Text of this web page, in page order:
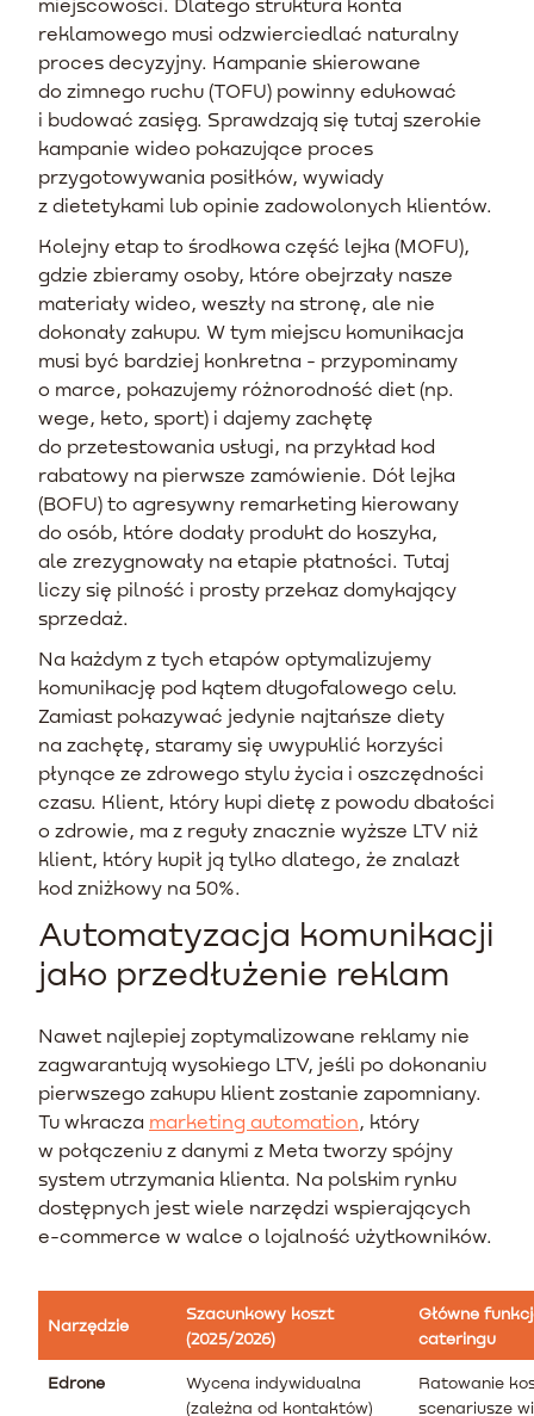
reklamowego musi odzwierciedlać naturalny
proces decyzyjny. Kampanie skierowane
do zimnego ruchu (TOFU) powinny edukować
i budować zasięg. Sprawdzają się tutaj szerokie
kampanie wideo pokazujące proces
przygotowywania posiłków, wywiady
z dietetykami lub opinie zadowolonych klientów.
Kolejny etap to środkowa część lejka (MOFU),
gdzie zbieramy osoby, które obejrzały nasze
materiały wideo, weszły na stronę, ale nie
dokonały zakupu. W tym miejscu komunikacja
musi być bardziej konkretna - przypominamy
o marce, pokazujemy różnorodność diet (np.
wege, keto, sport) i dajemy zachętę
do przetestowania usługi, na przykład kod
rabatowy na pierwsze zamówienie. Dół lejka
(BOFU) to agresywny remarketing kierowany
do osób, które dodały produkt do koszyka,
ale zrezygnowały na etapie płatności. Tutaj
liczy się pilność i prosty przekaz domykający
sprzedaż.
Na każdym z tych etapów optymalizujemy
komunikację pod kątem długofalowego celu.
Zamiast pokazywać jedynie najtańsze diety
na zachętę, staramy się uwypuklić korzyści
płynące ze zdrowego stylu życia i oszczędności
czasu. Klient, który kupi dietę z powodu dbałości
o zdrowie, ma z reguły znacznie wyższe LTV niż
klient, który kupił ją tylko dlatego, że znalazł
kod zniżkowy na 50%.
Automatyzacja komunikacji
jako przedłużenie reklam
Nawet najlepiej zoptymalizowane reklamy nie
zagwarantują wysokiego LTV, jeśli po dokonaniu
pierwszego zakupu klient zostanie zapomniany.
Tu wkracza marketing automation, który
w połączeniu z danymi z Meta tworzy spójny
system utrzymania klienta. Na polskim rynku
dostępnych jest wiele narzędzi wspierających
e-commerce w walce o lojalność użytkowników.
Narzędzie
Szacunkowy koszt
(2025/2026)
Główne
cateringu
Edrone
Wycena indywidualna
(zależna od kontaktów)
Ratowanie
scenariusze